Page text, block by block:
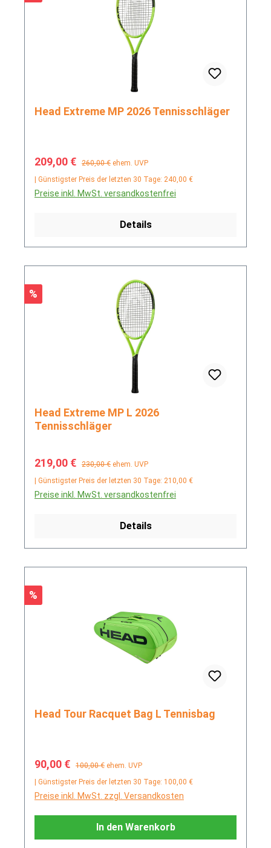
Head Extreme MP 2026 Tennisschläger
Verkaufspreis:
209,00 € Regulärer Preis:
260,00 € ehem. UVP
| Günstigster Preis der letzten 30 Tage: 240,00 €
Preise inkl. MwSt. versandkostenfrei
Details
Rabatt
%
Head Extreme MP L 2026
Tennisschläger
Verkaufspreis:
219,00 € Regulärer Preis:
230,00 € ehem. UVP
| Günstigster Preis der letzten 30 Tage: 210,00 €
Preise inkl. MwSt. versandkostenfrei
Details
Rabatt
%
Head Tour Racquet Bag L Tennisbag
Verkaufspreis:
90,00 € Regulärer Preis:
100,00 € ehem. UVP
| Günstigster Preis der letzten 30 Tage: 100,00 €
Preise inkl. MwSt. zzgl. Versandkosten
In den Warenkorb